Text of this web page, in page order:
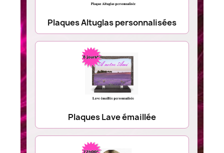
Plaques Altuglas personnalisées
Plaques Lave émaillée